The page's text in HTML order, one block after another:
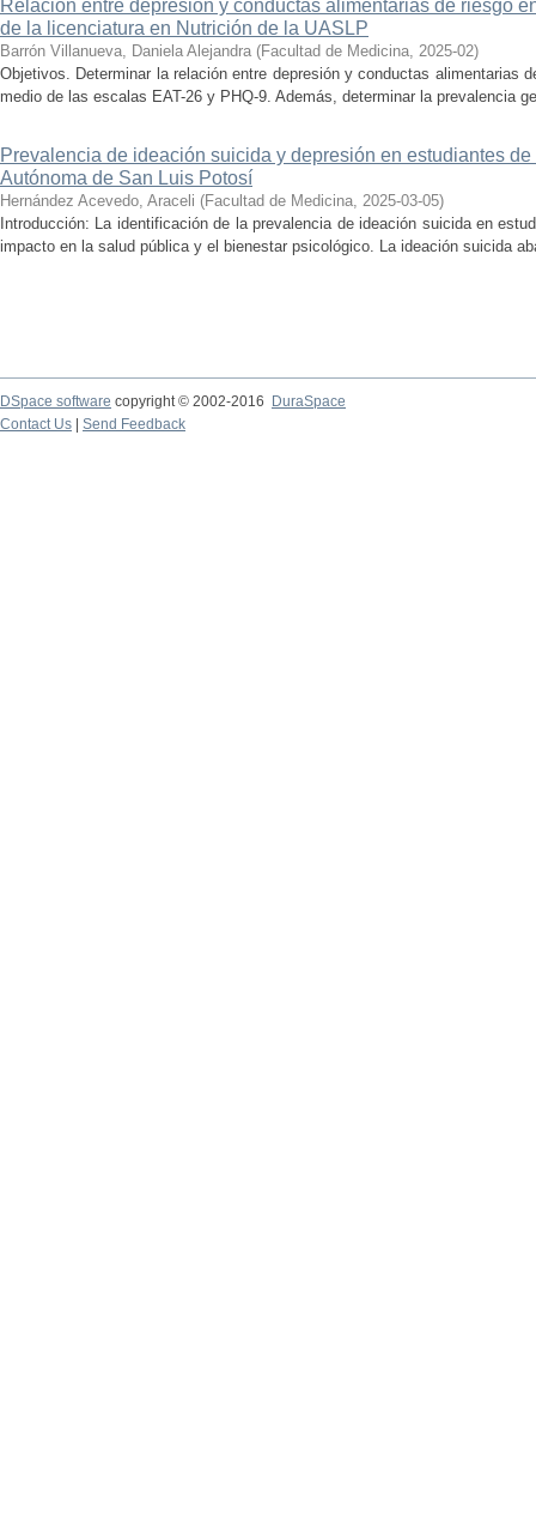
Relación entre depresión y conductas alimentarias de riesgo
de la licenciatura en Nutrición de la UASLP
Barrón Villanueva, Daniela Alejandra (Facultad de Medicina, 2025-02)
Objetivos. Determinar la relación entre depresión y conductas alimentarias
medio de las escalas EAT-26 y PHQ-9. Además, determinar la prevalencia
Prevalencia de ideación suicida y depresión en estudiantes
Autónoma de San Luis Potosí
Hernández Acevedo, Araceli (Facultad de Medicina, 2025-03-05)
Introducción: La identificación de la prevalencia de ideación suicida en
impacto en la salud pública y el bienestar psicológico. La ideación suicida
DSpace software copyright © 2002-2016
DuraSpace
Contact Us
Send Feedback